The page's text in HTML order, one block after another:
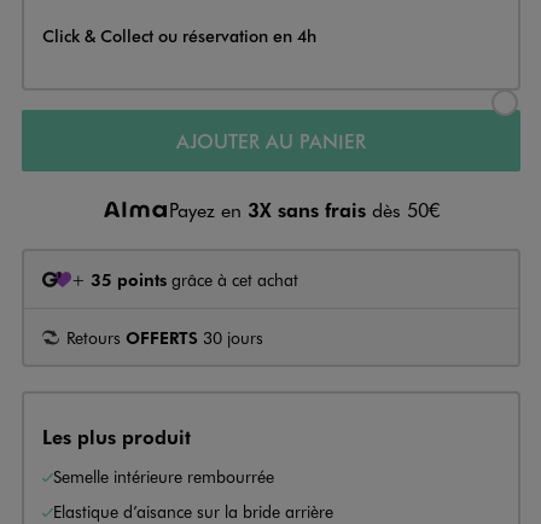
Click & Collect ou réservation en 4h
AJOUTER AU PANIER
Payez en 3X sans frais dès 50€
+ 35 points grâce à cet achat
Retours OFFERTS 30 jours
Les plus produit
Semelle intérieure rembourrée
Elastique d’aisance sur la bride arrière